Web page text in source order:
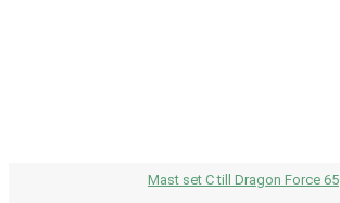
Mast set C till Dragon Force 65